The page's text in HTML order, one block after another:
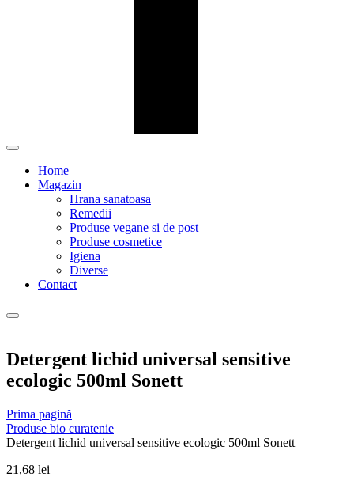
Home
Magazin
Hrana sanatoasa
Remedii
Produse vegane si de post
Produse cosmetice
Igiena
Diverse
Contact
Detergent lichid universal sensitive
ecologic 500ml Sonett
Prima pagină
Produse bio curatenie
Detergent lichid universal sensitive ecologic 500ml Sonett
21,68 lei